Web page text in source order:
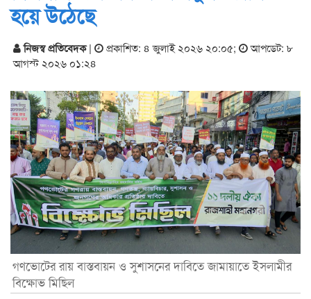
হয়ে উঠেছে
নিজস্ব প্রতিবেদক| প্রকাশিত: ৪ জুলাই ২০২৬ ২০:০৫;
আপডেট: ৮
আগস্ট ২০২৬ ০১:২৪
গণভোটের রায় বাস্তবায়ন ও সুশাসনের দাবিতে জামায়াতে ইসলামীর
বিক্ষোভ মিছিল